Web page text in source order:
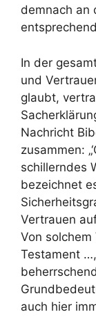
demnach an
In der
und
glaubt,
Nachricht
zusammen:
schillerndes
bezeichnet
Vertrauen
Von
Testament
auch hier